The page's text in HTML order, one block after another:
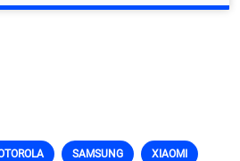
SAMSUNG XIAOMI